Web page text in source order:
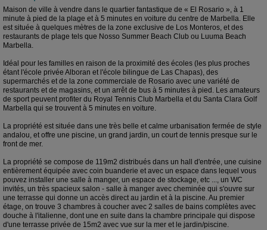
Maison de ville à vendre dans le quartier fantastique de « El Rosario », à 1
minute à pied de la plage et à 5 minutes en voiture du centre de Marbella. Elle
est située à quelques mètres de la zone exclusive de Los Monteros, et des
restaurants de plage tels que Nosso Summer Beach Club ou Luuma Beach
Marbella.
Idéal pour les familles en raison de la proximité des écoles (les plus proches
étant l'école privée Alboran et l'école bilingue de Las Chapas), des
supermarchés et de la zone commerciale de Rosario avec une variété de
restaurants et de magasins, et un arrêt de bus à 5 minutes à pied. Les amateurs
de sport peuvent profiter du Royal Tennis Club Marbella et du Santa Clara Golf
Marbella qui se trouvent à 5 minutes en voiture.
La propriété est située dans une très belle et calme urbanisation fermée de style
andalou, et offre une piscine, un grand jardin, un court de tennis presque sur le
front de mer.
La propriété se compose de 119m2 distribués dans un hall d'entrée, une cuisine
entièrement équipée avec coin buanderie et avec un espace dans lequel vous
pouvez installer une salle à manger, un espace de stockage, etc ..., un WC
invités, un très spacieux salon - salle à manger avec cheminée qui s'ouvre sur
une terrasse qui donne un accès direct au jardin et à la piscine. Au premier
étage, on trouve 3 chambres à coucher avec 2 salles de bains complètes avec
douche à l'italienne, dont une en suite dans la chambre principale qui dispose
d'une terrasse privée de 15m2 avec vue sur la mer et le jardin/piscine.